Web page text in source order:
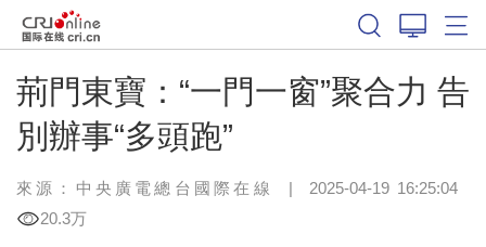
荊門東寶：“一門一窗”聚合力 告
別辦事“多頭跑”
來源：中央廣電總台國際在線 | 2025-04-19 16:25:04
20.3万